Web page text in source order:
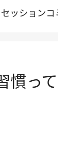
セッションコ
慣って